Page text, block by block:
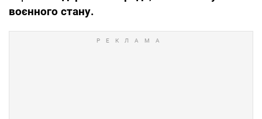
воєнного стану.